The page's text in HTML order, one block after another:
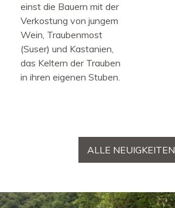
einst die Bauern mit der
Verkostung von jungem
Wein, Traubenmost
(Suser) und Kastanien,
das Keltern der Trauben
in ihren eigenen Stuben.
ALLE NEUIGKEITEN